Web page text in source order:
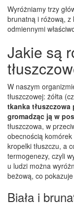
Wyróżniamy trzy
brunatną i różową, z
odmiennymi
Jakie są
W naszym
tłuszczowej: żółta
tkanka tłuszczowa
gromadząc ją w
tłuszczowa, w
obecnością
kropelki tłuszczu, a
termogenezy, czyli
u ludzi można
beżową, co
Biała i